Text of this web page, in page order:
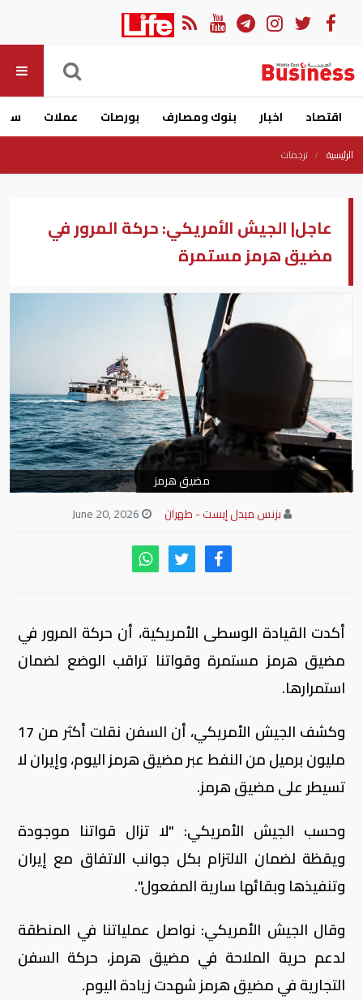
اقتصاد اخبار بنوك ومصارف بورصات عملات
الرئيسية ترجمات
عاجل| الجيش الأمريكي: حركة المرور في
مضيق هرمز مستمرة
مضيق هرمز
بزنس ميدل إيست - طهران
أكدت القيادة الوسطى الأمريكية، أن حركة المرور في
مضيق هرمز مستمرة وقواتنا تراقب الوضع لضمان
استمرارها.
وكشف الجيش الأمريكي، أن السفن نقلت أكثر من 17
مليون برميل من النفط عبر مضيق هرمز اليوم، وإيران لا
تسيطر على مضيق هرمز.
وحسب الجيش الأمريكي: "لا تزال قواتنا موجودة
ويقظة لضمان الالتزام بكل جوانب الاتفاق مع إيران
وتنفيذها وبقائها سارية المفعول".
وقال الجيش الأمريكي: نواصل عملياتنا في المنطقة
لدعم حرية الملاحة في مضيق هرمز، حركة السفن
التجارية في مضيق هرمز شهدت زيادة اليوم.